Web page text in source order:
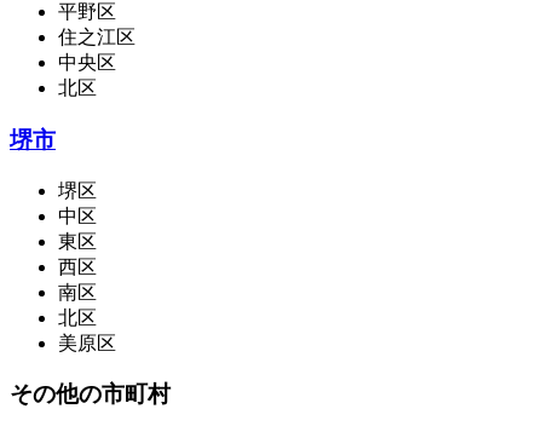
平野区
住之江区
中央区
北区
堺市
堺区
中区
東区
西区
南区
北区
美原区
その他の市町村